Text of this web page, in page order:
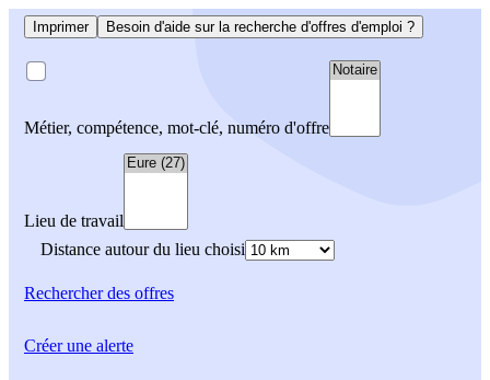
Imprimer Besoin d'aide sur la recherche d'offres d'emploi ?
Métier, compétence, mot-clé, numéro d'offre
Lieu de travail
Distance autour du lieu choisi
Rechercherdes offres
Créer une alerte